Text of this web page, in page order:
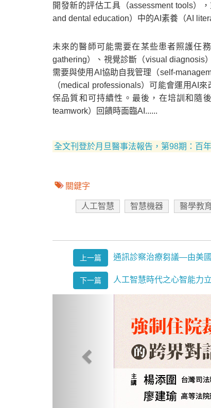
開發新的評估工具（assessment tools）
and dental education）中的AI素養（AI
未來的醫師可能需要在某些患者照護任
gathering）、視覺診斷（visual diagnosis
需要與使用AI協助自我管理（self-
（medical professionals）可能會運用AI
保品質和可持續性。最後，在培訓和隨
teamwork）回饋時面臨AI......
全文刊登於月旦醫事法報告，第98期：百
關鍵字
人工智慧 智慧機器 醫學教
上一篇 通訊診察治療芻議—由美
下一篇 人工智慧時代之心智能力